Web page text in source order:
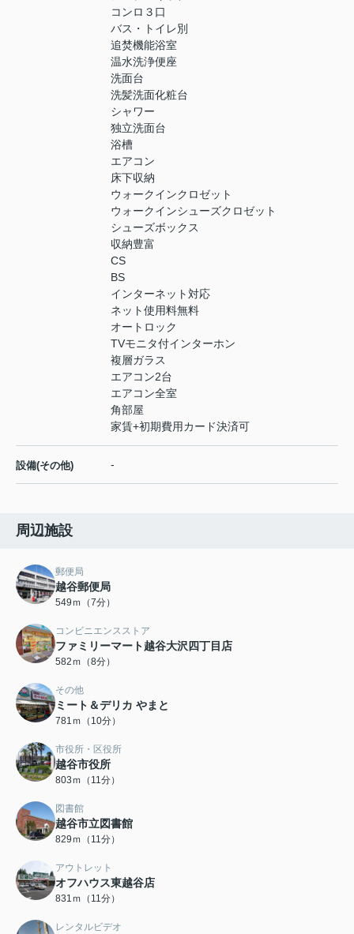
コンロ３口
バス・トイレ別
追焚機能浴室
温水洗浄便座
洗面台
洗髪洗面化粧台
シャワー
独立洗面台
浴槽
エアコン
床下収納
ウォークインクロゼット
ウォークインシューズクロゼット
シューズボックス
収納豊富
CS
BS
インターネット対応
ネット使用料無料
オートロック
TVモニタ付インターホン
複層ガラス
エアコン2台
エアコン全室
角部屋
家賃+初期費用カード決済可
設備(その他) -
周辺施設
郵便局
越谷郵便局
549ｍ（7分）
コンビニエンスストア
ファミリーマート越谷大沢四丁目店
582ｍ（8分）
その他
ミート＆デリカ やまと
781ｍ（10分）
市役所・区役所
越谷市役所
803ｍ（11分）
図書館
越谷市立図書館
829ｍ（11分）
アウトレット
オフハウス東越谷店
831ｍ（11分）
レンタルビデオ